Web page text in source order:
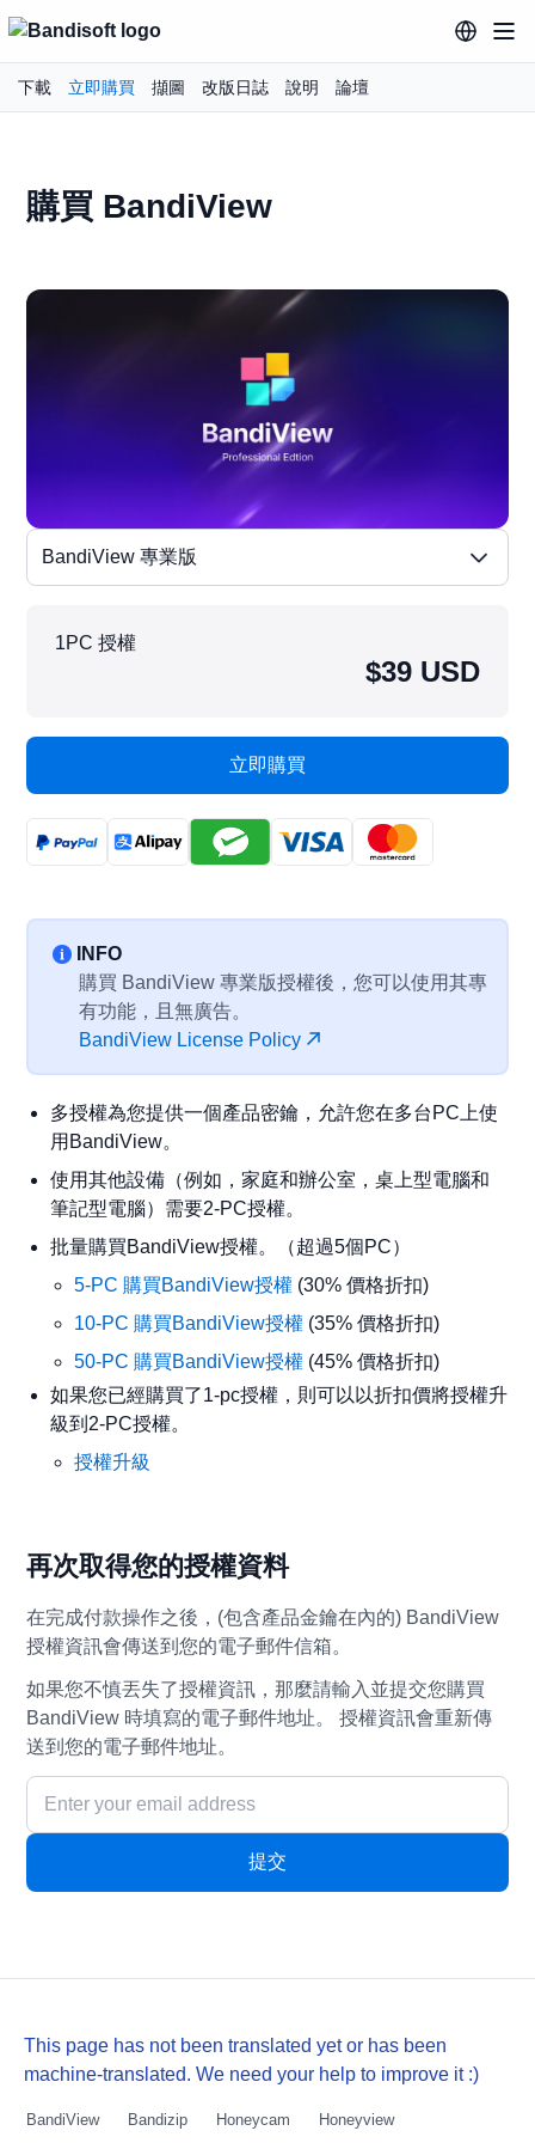
下載 立即購買 擷圖 改版日誌 說明 論壇
購買 BandiView
BandiView 專業版
1PC 授權
$39 USD
立即購買
INFO
購買 BandiView 專業版授權後，您可以使用其專
有功能，且無廣告。
BandiView License Policy
多授權為您提供一個產品密鑰，允許您在多台PC上使
用BandiView。
使用其他設備（例如，家庭和辦公室，桌上型電腦和
筆記型電腦）需要2-PC授權。
批量購買BandiView授權。（超過5個PC）
5-PC 購買BandiView授權 (30% 價格折扣)
10-PC 購買BandiView授權 (35% 價格折扣)
50-PC 購買BandiView授權 (45% 價格折扣)
如果您已經購買了1-pc授權，則可以以折扣價將授權升
級到2-PC授權。
授權升級
再次取得您的授權資料
在完成付款操作之後，(包含產品金鑰在內的) BandiView
授權資訊會傳送到您的電子郵件信箱。
如果您不慎丟失了授權資訊，那麼請輸入並提交您購買
BandiView 時填寫的電子郵件地址。 授權資訊會重新傳
送到您的電子郵件地址。
This page has not been translated yet or has been
machine-translated. We need your help to improve it :)
BandiView Bandizip Honeycam Honeyview